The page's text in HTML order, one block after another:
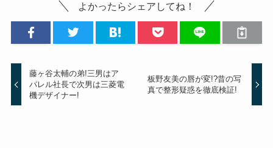
よかったらシェアしてね！
藤ヶ谷太輔の弟!三男はア
パレル社長で次男は三菱電
機デザイナー!
板野友美の唇が変!?昔の写
真で整形疑惑を徹底検証!